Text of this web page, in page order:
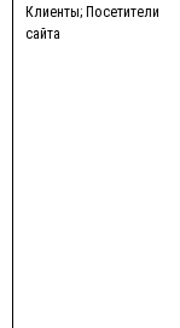
Клиенты; Посетители
сайта